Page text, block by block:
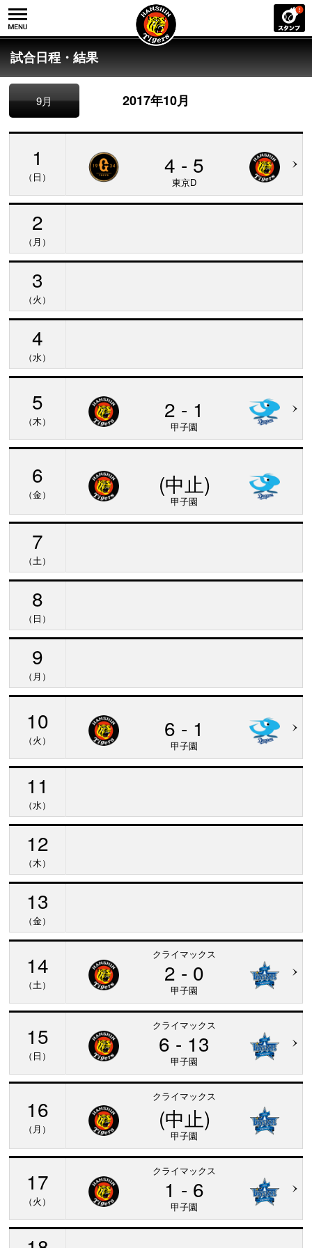
試合日程・結果
9月 2017年10月
1
（日） 4 - 5
東京D
2
（月）
3
（火）
4
（水）
5
（木） 2 - 1
甲子園
6
（金） (中止)
甲子園
7
（土）
8
（日）
9
（月）
10
（火） 6 - 1
甲子園
11
（水）
12
（木）
13
（金）
14
（土）
クライマックス
2 - 0
甲子園
15
（日）
クライマックス
6 - 13
甲子園
16
（月）
クライマックス
(中止)
甲子園
17
（火）
クライマックス
1 - 6
甲子園